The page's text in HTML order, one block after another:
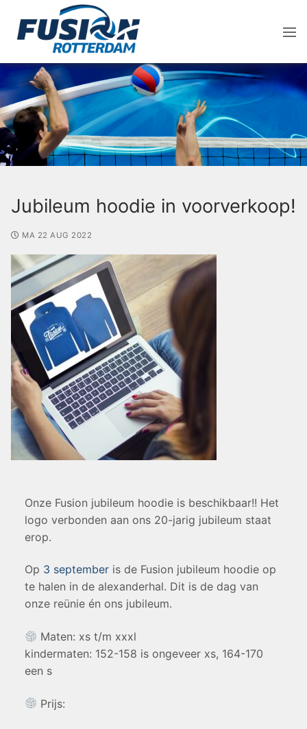
Jubileum hoodie in voorverkoop!
MA 22 AUG 2022
Onze Fusion jubileum hoodie is beschikbaar!! Het
logo verbonden aan ons 20-jarig jubileum staat
erop.
Op 3 september is de Fusion jubileum hoodie op
te halen in de alexanderhal. Dit is de dag van
onze reünie én ons jubileum.
Maten: xs t/m xxxl
kindermaten: 152-158 is ongeveer xs, 164-170
een s
Prijs: